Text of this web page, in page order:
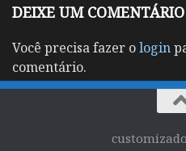
DEIXE UM COMENTÁRIO
Você precisa fazer ologin
comentário.